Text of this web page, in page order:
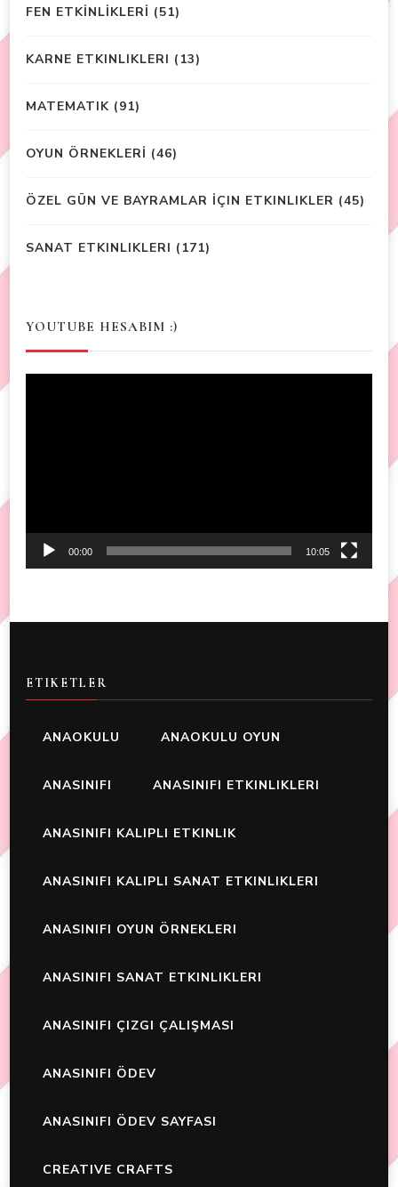
FEN ETKİNLİKLERİ (51)
KARNE ETKINLIKLERI (13)
MATEMATIK (91)
OYUN ÖRNEKLERİ (46)
ÖZEL GÜN VE BAYRAMLAR İÇIN ETKINLIKLER (45)
SANAT ETKINLIKLERI (171)
YOUTUBE HESABIM :)
00:00 10:05
ETIKETLER
ANAOKULU ANAOKULU OYUN
ANASINIFI ANASINIFI ETKINLIKLERI
ANASINIFI KALIPLI ETKINLIK
ANASINIFI KALIPLI SANAT ETKINLIKLERI
ANASINIFI OYUN ÖRNEKLERI
ANASINIFI SANAT ETKINLIKLERI
ANASINIFI ÇIZGI ÇALIŞMASI
ANASINIFI ÖDEV
ANASINIFI ÖDEV SAYFASI
CREATIVE CRAFTS